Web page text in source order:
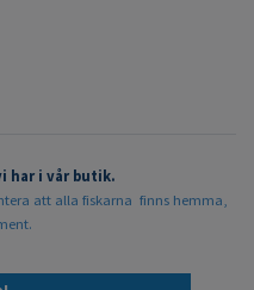
har i vår butik.
att alla fiskarna finns hemma,